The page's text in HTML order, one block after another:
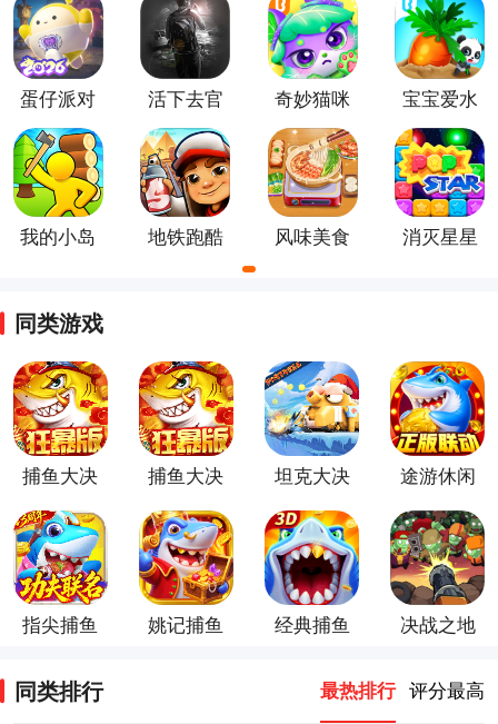
版
蛋仔派对
活下去官
方版
奇妙猫咪
世界最新
版本
宝宝爱水
果蔬菜官
方正版
我的小岛 地铁跑酷
风味美食
消灭星星
同类游戏
捕鱼大决
版
捕鱼大决
官方正版
坦克大决
途游休闲
正版
指尖捕鱼
姚记捕鱼
经典捕鱼
决战之地
同类排行 最热排行 评分最高